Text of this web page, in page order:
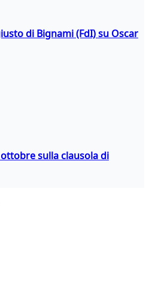
di Bignami (FdI) su Oscar
sulla clausola di